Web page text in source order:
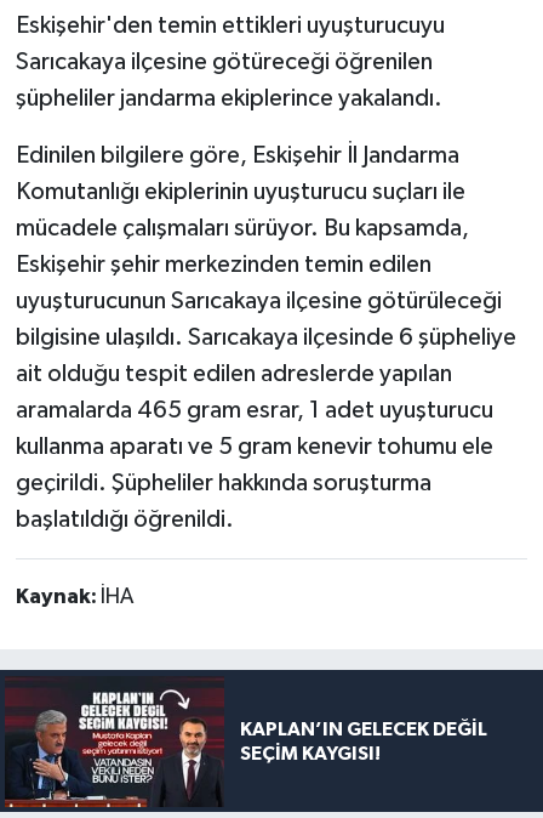
Eskişehir'den temin ettikleri uyuşturucuyu
Sarıcakaya ilçesine götüreceği öğrenilen
şüpheliler jandarma ekiplerince yakalandı.
Edinilen bilgilere göre, Eskişehir İl Jandarma
Komutanlığı ekiplerinin uyuşturucu suçları ile
mücadele çalışmaları sürüyor. Bu kapsamda,
Eskişehir şehir merkezinden temin edilen
uyuşturucunun Sarıcakaya ilçesine götürüleceği
bilgisine ulaşıldı. Sarıcakaya ilçesinde 6 şüpheliye
ait olduğu tespit edilen adreslerde yapılan
aramalarda 465 gram esrar, 1 adet uyuşturucu
kullanma aparatı ve 5 gram kenevir tohumu ele
geçirildi. Şüpheliler hakkında soruşturma
başlatıldığı öğrenildi.
Kaynak: İHA
KAPLAN’IN GELECEK DEĞİL
SEÇİM KAYGISI!